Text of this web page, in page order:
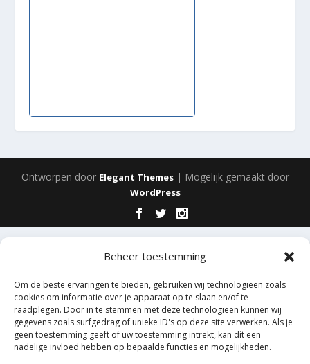
Beheer toestemming
Om de beste ervaringen te bieden, gebruiken wij technologieën zoals
cookies om informatie over je apparaat op te slaan en/of te
raadplegen. Door in te stemmen met deze technologieën kunnen wij
gegevens zoals surfgedrag of unieke ID's op deze site verwerken. Als je
geen toestemming geeft of uw toestemming intrekt, kan dit een
nadelige invloed hebben op bepaalde functies en mogelijkheden.
Ontworpen door Elegant Themes| Mogelijk gemaakt door
WordPress